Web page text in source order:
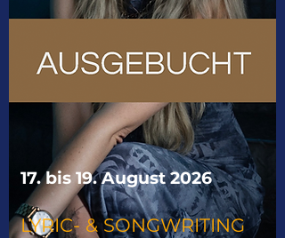
LYRIC- & SONGWRITING
17. bis 19. August 2026